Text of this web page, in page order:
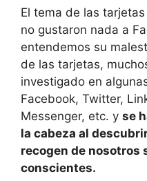
El tema de las
no gustaron nada a
entendemos su
de las tarjetas,
investigado en
Facebook, Twitter,
Messenger, etc. y se
la cabeza al
recogen de nosotros
conscientes.